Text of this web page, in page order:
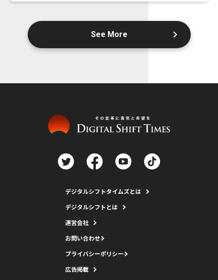
See More
デジタルシフトタイムズとは
デジタルシフトとは
運営会社
お問い合わせ
プライバシーポリシー
広告掲載